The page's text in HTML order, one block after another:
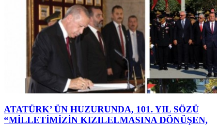
ATATÜRK’ ÜN HUZURUNDA, 101. YIL SÖZÜ
“MİLLETİMİZİN KIZILELMASINA DÖNÜŞEN,